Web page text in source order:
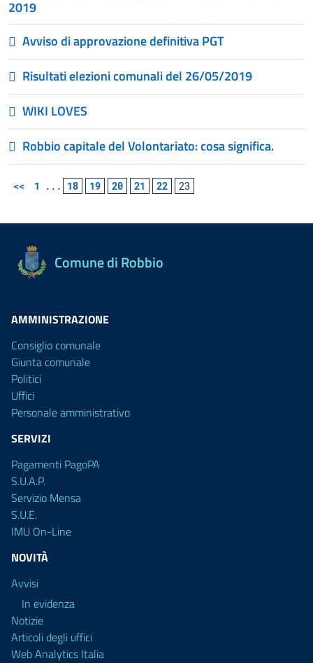
2019
Avviso di approvazione definitiva PGT
Risultati elezioni comunali del 26/05/2019
WIKI LOVES
Robbio capitale del Volontariato: cosa significa.
<< 1 ... 18 19 20 21 22 23
Comune di Robbio
AMMINISTRAZIONE
Consiglio comunale
Giunta comunale
Politici
Uffici
Personale amministrativo
SERVIZI
Pagamenti PagoPA
S.U.A.P.
Servizio Mensa
S.U.E.
IMU On-Line
NOVITÀ
Avvisi
In evidenza
Notizie
Articoli degli uffici
Web Analytics Italia